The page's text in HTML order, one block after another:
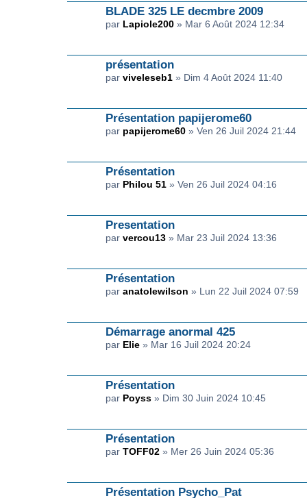
BLADE 325 LE decmbre 2009
par Lapiole200 » Mar 6 Août 2024 12:34
présentation
par viveleseb1 » Dim 4 Août 2024 11:40
Présentation papijerome60
par papijerome60 » Ven 26 Juil 2024 21:44
Présentation
par Philou 51 » Ven 26 Juil 2024 04:16
Presentation
par vercou13 » Mar 23 Juil 2024 13:36
Présentation
par anatolewilson » Lun 22 Juil 2024 07:59
Démarrage anormal 425
par Elie » Mar 16 Juil 2024 20:24
Présentation
par Poyss » Dim 30 Juin 2024 10:45
Présentation
par TOFF02 » Mer 26 Juin 2024 05:36
Présentation Psycho_Pat